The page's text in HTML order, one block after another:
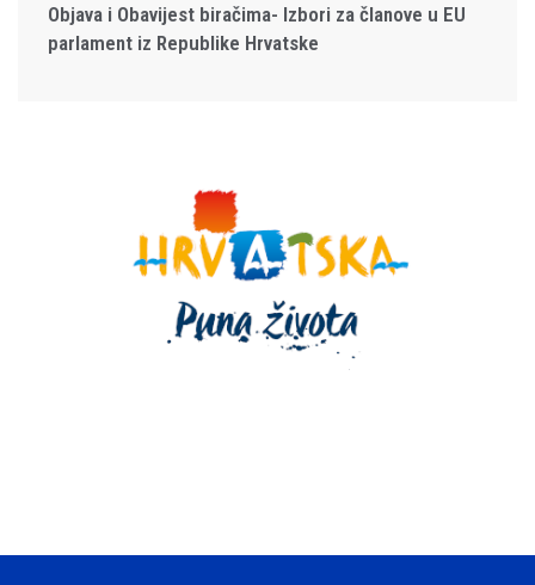
Objava i Obavijest biračima- Izbori za članove u EU
parlament iz Republike Hrvatske